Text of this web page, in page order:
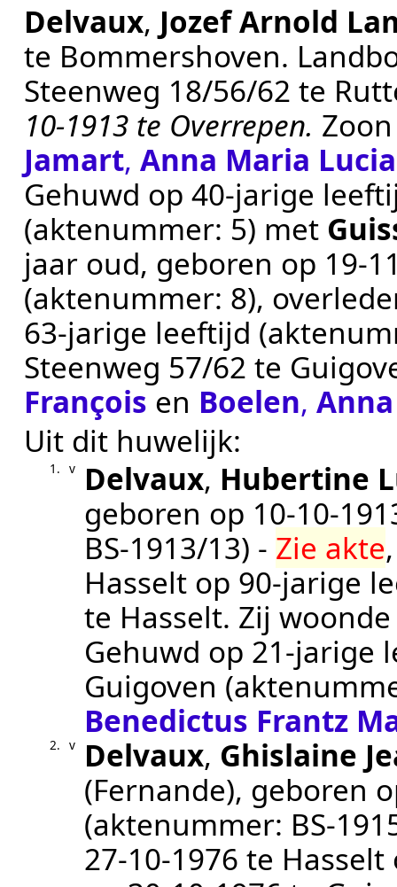
Delvaux, Jozef Arnold
te Bommershoven.
Steenweg 18/56/62 te
10-1913 te Overrepen.
Jamart,Anna Maria Lucia
Gehuwd op 40-jarige
(aktenummer: 5) met
jaar oud, geboren op
(aktenummer: 8),
63-jarige leeftijd
Steenweg 57/62 te
François en Boelen,
Uit dit huwelijk:
1. v Delvaux, Hubertine
geboren op
BS-1913/13) - Zie akte
Hasselt op 90-jarige
te Hasselt. Zij
Gehuwd op 21-jarige
Guigoven
Benedictus Frantz
2. v Delvaux, Ghislaine
(Fernande), geboren
(aktenummer: BS-
27‑10‑1976 te Hasselt